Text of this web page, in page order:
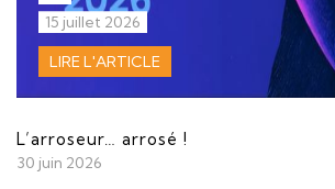
15 juillet 2026
LIRE L'ARTICLE
L’arroseur… arrosé !
30 juin 2026